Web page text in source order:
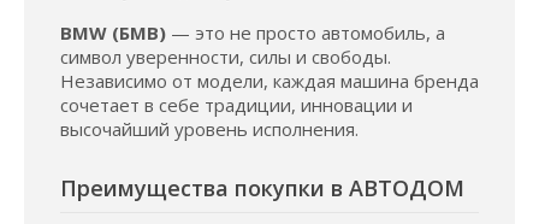
BMW (БМВ) — это не просто автомобиль, а
символ уверенности, силы и свободы.
Независимо от модели, каждая машина бренда
сочетает в себе традиции, инновации и
высочайший уровень исполнения.
Преимущества покупки в АВТОДОМ